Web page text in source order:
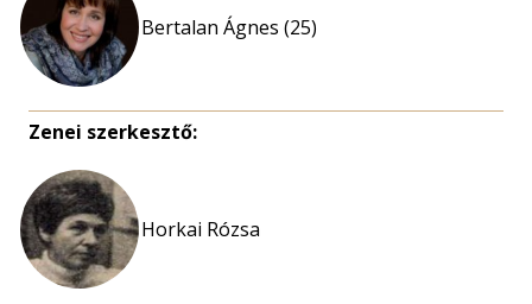
Bertalan Ágnes (25)
Zenei szerkesztő:
Horkai Rózsa